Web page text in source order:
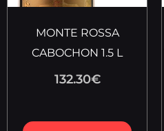
MONTE ROSSA
CABOCHON 1.5 L
132.30€